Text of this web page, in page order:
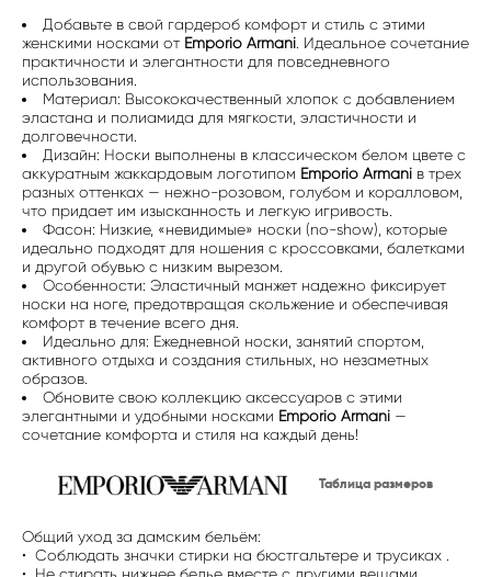
Добавьте в свой гардероб комфорт и стиль с этими
женскими носками от Emporio Armani . Идеальное сочетание
практичности и элегантности для повседневного
использования.
Материал: Высококачественный хлопок с добавлением
эластана и полиамида для мягкости, эластичности и
долговечности.
Дизайн: Носки выполнены в классическом белом цвете с
аккуратным жаккардовым логотипом Emporio Armani в трех
разных оттенках — нежно-розовом, голубом и коралловом,
что придает им изысканность и легкую игривость.
Фасон: Низкие, «невидимые» носки (no-show), которые
идеально подходят для ношения с кроссовками, балетками
и другой обувью с низким вырезом.
Особенности: Эластичный манжет надежно фиксирует
носки на ноге, предотвращая скольжение и обеспечивая
комфорт в течение всего дня.
Идеально для: Ежедневной носки, занятий спортом,
активного отдыха и создания стильных, но незаметных
образов.
Обновите свою коллекцию аксессуаров с этими
элегантными и удобными носками Emporio Armani —
сочетание комфорта и стиля на каждый день!
Таблица размеров
Общий уход за дамским бельём:
• Соблюдать значки стирки на бюстгальтере и трусиках .